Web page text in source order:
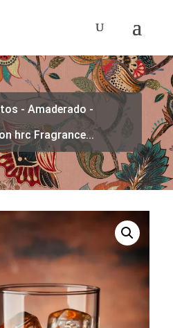
- Amaderado -
hrc Fragrance...